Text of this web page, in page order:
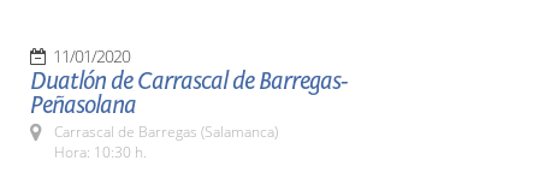
11/01/2020
Duatlón de Carrascal de Barregas-
Peñasolana
Carrascal de Barregas (Salamanca)
Hora: 10:30 h.